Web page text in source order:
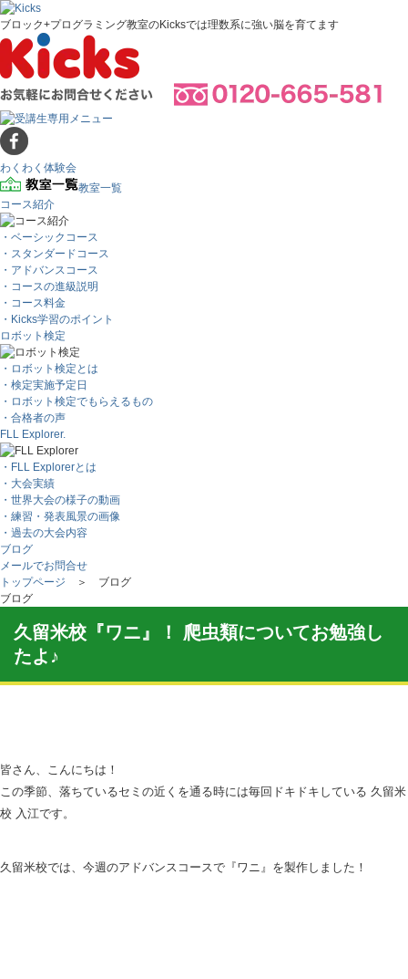
ブロック+プログラミング教室のKicksでは理数系に強い脳を育てます
わくわく体験会
教室一覧
コース紹介
・ベーシックコース
・スタンダードコース
・アドバンスコース
・コースの進級説明
・コース料金
・Kicks学習のポイント
ロボット検定
・ロボット検定とは
・検定実施予定日
・ロボット検定でもらえるもの
・合格者の声
FLL Explorer.
・FLL Explorerとは
・大会実績
・世界大会の様子の動画
・練習・発表風景の画像
・過去の大会内容
ブログ
メールでお問合せ
トップページ ＞ ブログ
ブログ
久留米校『ワニ』！ 爬虫類についてお勉強し
たよ♪
皆さん、こんにちは！
この季節、落ちているセミの近くを通る時には毎回ドキドキしている 久留米
校 入江です。
久留米校では、今週のアドバンスコースで『ワニ』を製作しました！